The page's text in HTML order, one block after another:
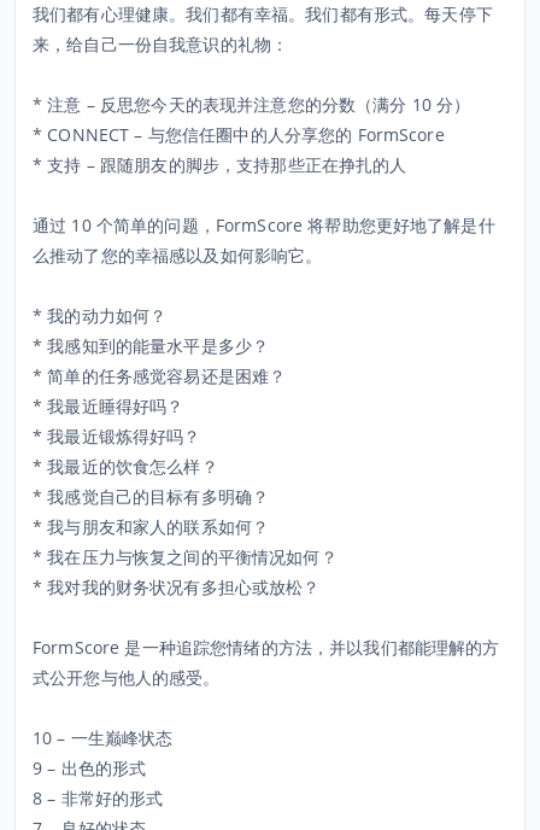
我们都有心理健康。我们都有幸福。我们都有形式。每天停下
来，给自己一份自我意识的礼物：
* 注意 – 反思您今天的表现并注意您的分数（满分 10 分）
* CONNECT – 与您信任圈中的人分享您的 FormScore
* 支持 – 跟随朋友的脚步，支持那些正在挣扎的人
通过 10 个简单的问题，FormScore 将帮助您更好地了解是什
么推动了您的幸福感以及如何影响它。
* 我的动力如何？
* 我感知到的能量水平是多少？
* 简单的任务感觉容易还是困难？
* 我最近睡得好吗？
* 我最近锻炼得好吗？
* 我最近的饮食怎么样？
* 我感觉自己的目标有多明确？
* 我与朋友和家人的联系如何？
* 我在压力与恢复之间的平衡情况如何？
* 我对我的财务状况有多担心或放松？
FormScore 是一种追踪您情绪的方法，并以我们都能理解的方
式公开您与他人的感受。
10 – 一生巅峰状态
9 – 出色的形式
8 – 非常好的形式